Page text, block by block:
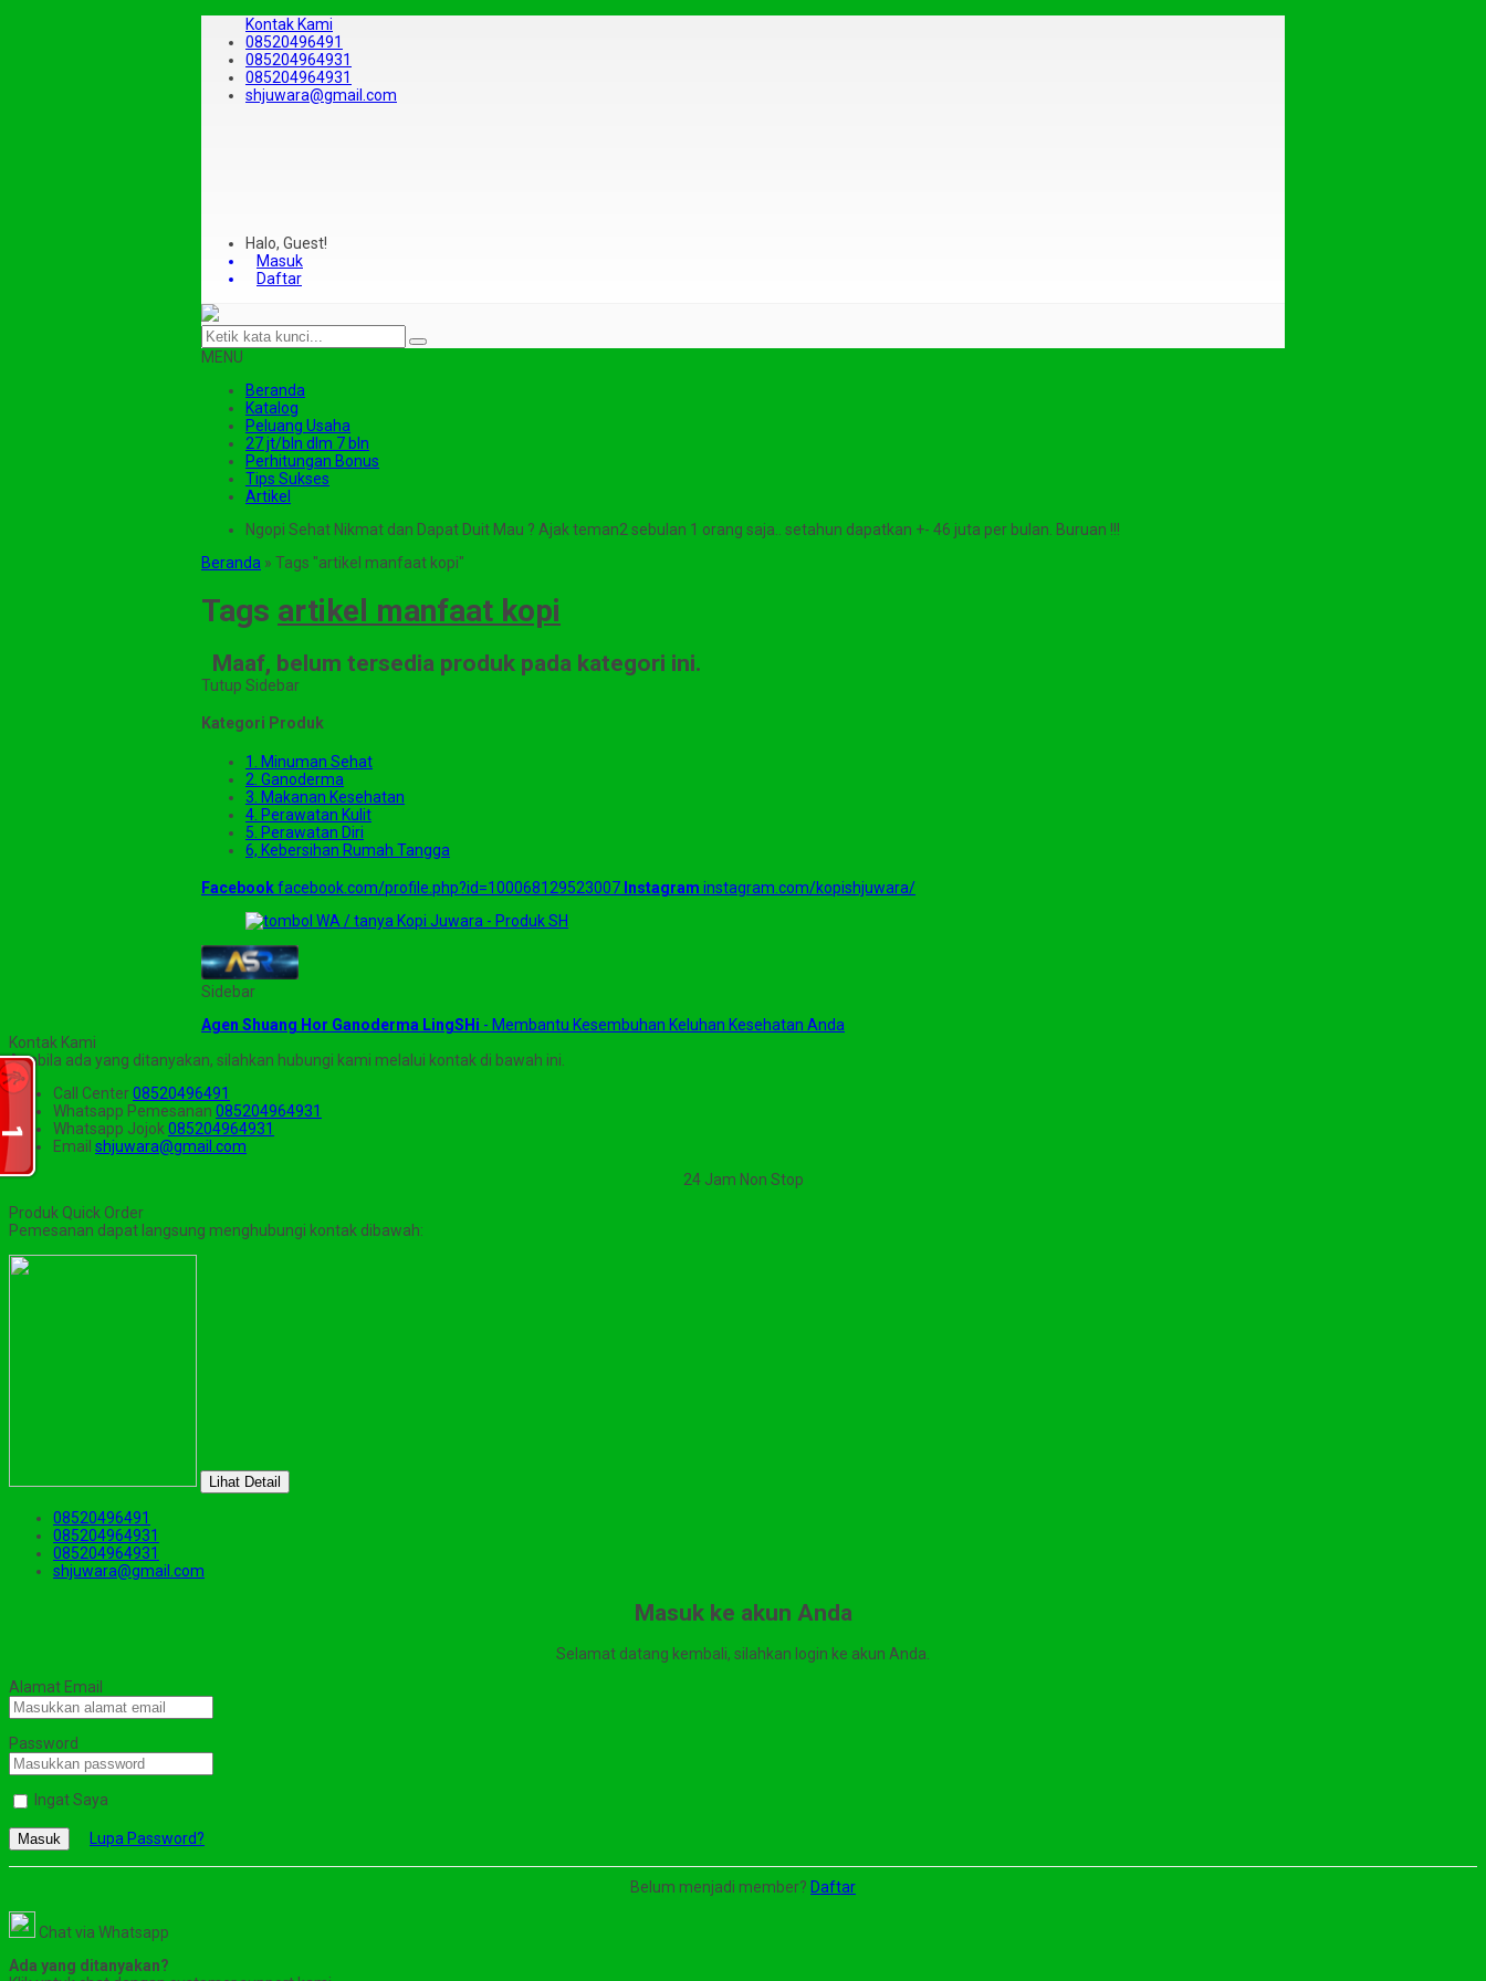
Kontak Kami
08520496491
085204964931
085204964931
shjuwara@gmail.com
Halo, Guest!
Masuk
Daftar
MENU
Beranda
Katalog
Peluang Usaha
27 jt/bln dlm 7 bln
Perhitungan Bonus
Tips Sukses
Artikel
Ngopi Sehat Nikmat dan Dapat Duit Mau ? Ajak teman2 sebulan 1 orang saja.. setahun dapatkan +- 46 juta per bulan. Buruan !!!
Beranda » Tags "artikel manfaat kopi"
Tags artikel manfaat kopi
Maaf, belum tersedia produk pada kategori ini.
Tutup Sidebar
Kategori Produk
1. Minuman Sehat
2. Ganoderma
3. Makanan Kesehatan
4. Perawatan Kulit
5. Perawatan Diri
6, Kebersihan Rumah Tangga
Facebookfacebook.com/profile.php?id=100068129523007 Instagram instagram.com/kopishjuwara/
Sidebar
Agen Shuang Hor Ganoderma LingSHi - Membantu Kesembuhan Keluhan Kesehatan Anda
Kontak Kami
Apabila ada yang ditanyakan, silahkan hubungi kami melalui kontak di bawah ini.
Call Center08520496491
Whatsapp Pemesanan 085204964931
Whatsapp Jojok085204964931
Email shjuwara@gmail.com
24 Jam Non Stop
Produk Quick Order
Pemesanan dapat langsung menghubungi kontak dibawah:
Lihat Detail
08520496491
085204964931
085204964931
shjuwara@gmail.com
Masuk ke akun Anda
Selamat datang kembali, silahkan login ke akun Anda.
Alamat Email
Password
Ingat Saya
Masuk Lupa Password?
Belum menjadi member? Daftar
Chat via Whatsapp
Ada yang ditanyakan?